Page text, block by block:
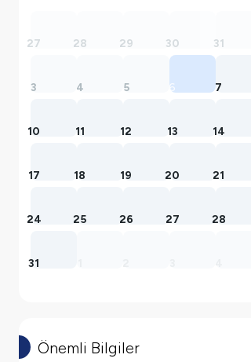
27 28 29 30 31
3 4 5 6 7
10 11 12 13 14
17 18 19 20 21
24 25 26 27 28
31
Önemli Bilgiler